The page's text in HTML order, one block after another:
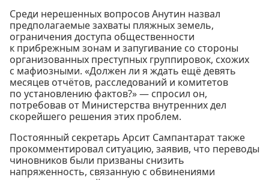
Среди нерешенных вопросов Анутин назвал
предполагаемые захваты пляжных земель,
ограничения доступа общественности
к прибрежным зонам и запугивание со стороны
организованных преступных группировок, схожих
с мафиозными. «Должен ли я ждать ещё девять
месяцев отчётов, расследований и комитетов
по установлению фактов?» — спросил он,
потребовав от Министерства внутренних дел
скорейшего решения этих проблем.
Постоянный секретарь Арсит Сампантарат также
прокомментировал ситуацию, заявив, что переводы
чиновников были призваны снизить
напряженность, связанную с обвинениями